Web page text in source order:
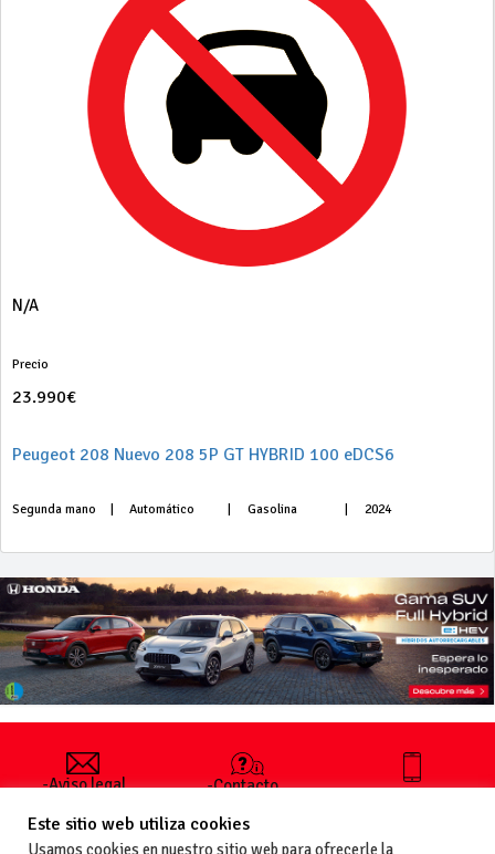
N/A
Precio
23.990€
Peugeot 208 Nuevo 208 5P GT HYBRID 100 eDCS6
Segunda mano Automático Gasolina 2024
-Aviso legal
generales
de uso
-Contacto
publicar un
anuncio
+34 627 35
Este sitio web utiliza cookies
Usamos cookies en nuestro sitio web para ofrecerle la